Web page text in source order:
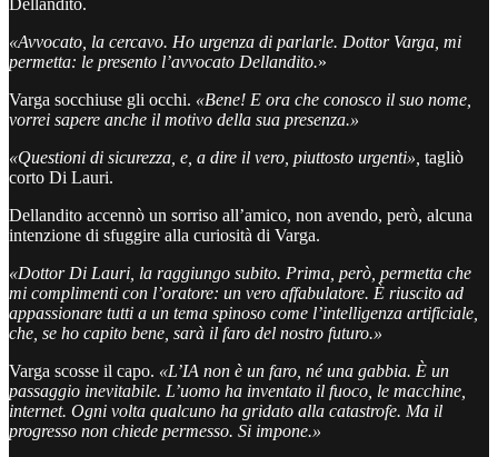
«Avvocato, la cercavo. Ho urgenza di parlarle. Dottor Varga, mi
permetta: le presento l’avvocato Dellandito.»
Varga socchiuse gli occhi. «Bene! E ora che conosco il suo nome,
vorrei sapere anche il motivo della sua presenza.»
«Questioni di sicurezza, e, a dire il vero, piuttosto urgenti», tagliò
corto Di Lauri.
Dellandito accennò un sorriso all’amico, non avendo, però, alcuna
intenzione di sfuggire alla curiosità di Varga.
«Dottor Di Lauri, la raggiungo subito. Prima, però, permetta che
mi complimenti con l’oratore: un vero affabulatore. È riuscito ad
appassionare tutti a un tema spinoso come l’intelligenza artificiale,
che, se ho capito bene, sarà il faro del nostro futuro.»
Varga scosse il capo. «L’IA non è un faro, né una gabbia. È un
passaggio inevitabile. L’uomo ha inventato il fuoco, le macchine,
internet. Ogni volta qualcuno ha gridato alla catastrofe. Ma il
progresso non chiede permesso. Si impone.»